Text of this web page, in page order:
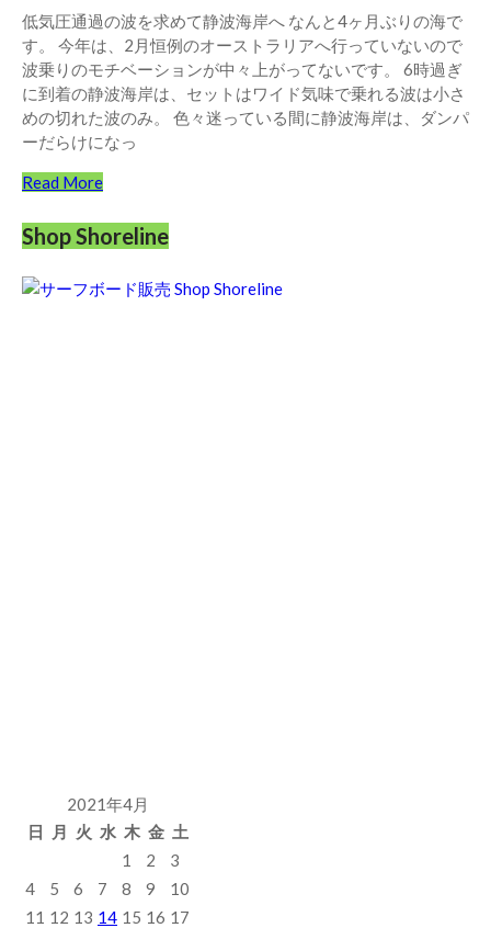
低気圧通過の波を求めて静波海岸へ なんと4ヶ月ぶりの海で
す。 今年は、2月恒例のオーストラリアへ行っていないので
波乗りのモチベーションが中々上がってないです。 6時過ぎ
に到着の静波海岸は、セットはワイド気味で乗れる波は小さ
めの切れた波のみ。 色々迷っている間に静波海岸は、ダンパ
ーだらけになっ
Read More
Shop Shoreline
2021年4月
日
月 火 水 木 金 土
1
2
3
4
5 6 7 8 9
10
11 12 13 14 15 16 17